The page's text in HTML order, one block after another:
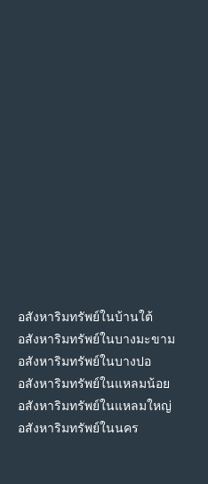
อสังหาริมทรัพย์ในบ้านใต้
อสังหาริมทรัพย์ในบางมะขาม
อสังหาริมทรัพย์ในบางปอ
อสังหาริมทรัพย์ในแหลมน้อย
อสังหาริมทรัพย์ในแหลมใหญ่
อสังหาริมทรัพย์ในนคร